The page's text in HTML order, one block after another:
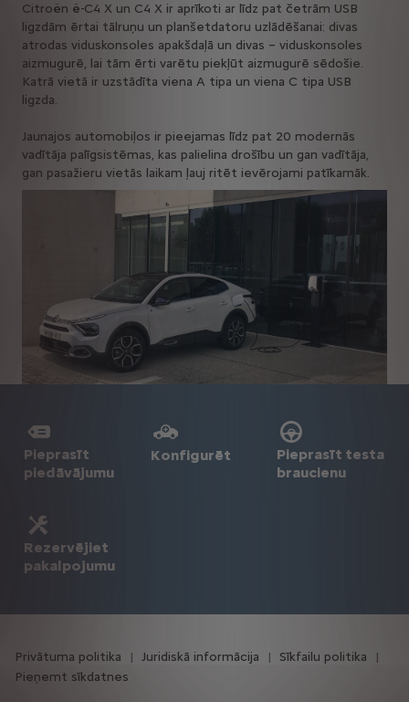
Citroën ë-C4 X un C4 X ir aprīkoti ar līdz pat četrām USB
ligzdām ērtai tālruņu un planšetdatoru uzlādēšanai: divas
atrodas viduskonsoles apakšdaļā un divas – viduskonsoles
aizmugurē, lai tām ērti varētu piekļūt aizmugurē sēdošie.
Katrā vietā ir uzstādīta viena A tipa un viena C tipa USB
ligzda.
Jaunajos automobiļos ir pieejamas līdz pat 20 modernās
vadītāja palīgsistēmas, kas palielina drošību un gan vadītāja,
gan pasažieru vietās laikam ļauj ritēt ievērojami patīkamāk.
Pieprasīt
piedāvājumu
Konfigurēt
Pieprasīt testa
braucienu
Rezervējiet
pakalpojumu
Privātuma politika Juridiskā informācija
Sīkfailu politika
Pieņemt sīkdatnes